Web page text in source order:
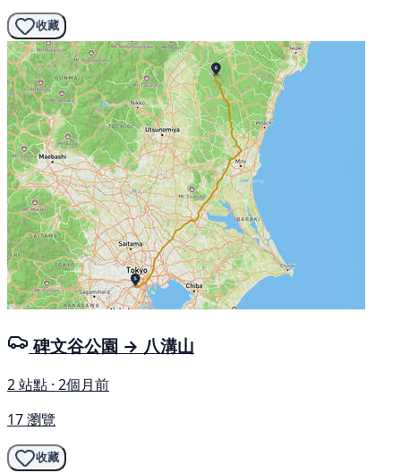
收藏
碑文谷公園 → 八溝山
2 站點 · 2個月前
17 瀏覽
收藏